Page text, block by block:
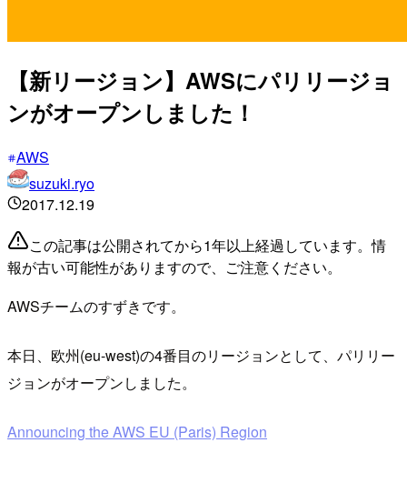
【新リージョン】AWSにパリリージョ
ンがオープンしました！
AWS
suzuki.ryo
2017.12.19
この記事は公開されてから1年以上経過しています。情
報が古い可能性がありますので、ご注意ください。
AWSチームのすずきです。
本日、欧州(eu-west)の4番目のリージョンとして、パリリー
ジョンがオープンしました。
Announcing the AWS EU (Paris) Region